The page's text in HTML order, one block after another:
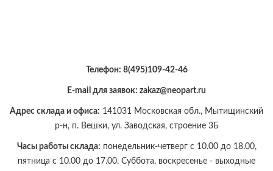
Телефон: 8(495)109-42-46
E-mail для заявок: zakaz@neopart.ru
Адрес склада и офиса: 141031 Московская обл., Мытищинский
р-н, п. Вешки, ул. Заводская, строение 3Б
Часы работы склада: понедельник-четверг с 10.00 до 18.00,
пятница с 10.00 до 17.00. Суббота, воскресенье - выходные